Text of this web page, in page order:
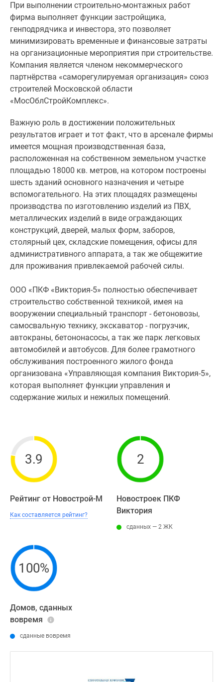
При выполнении строительно-монтажных работ
фирма выполняет функции застройщика,
генподрядчика и инвестора, это позволяет
минимизировать временные и финансовые затраты
на организационные мероприятия при строительстве.
Компания является членом некоммерческого
партнёрства «саморегулируемая организация» союз
строителей Московской области
«МосОблСтройКомплекс».
Важную роль в достижении положительных
результатов играет и тот факт, что в арсенале фирмы
имеется мощная производственная база,
расположенная на собственном земельном участке
площадью 18000 кв. метров, на котором построены
шесть зданий основного назначения и четыре
вспомогательного. На этих площадях размещены
производства по изготовлению изделий из ПВХ,
металлических изделий в виде ограждающих
конструкций, дверей, малых форм, заборов,
столярный цех, складские помещения, офисы для
административного аппарата, а так же общежитие
для проживания привлекаемой рабочей силы.
ООО «ПКФ «Виктория-5» полностью обеспечивает
строительство собственной техникой, имея на
вооружении специальный транспорт - бетоновозы,
самосвальную технику, экскаватор - погрузчик,
автокраны, бетононасосы, а так же парк легковых
автомобилей и автобусов. Для более грамотного
обслуживания построенного жилого фонда
организована «Управляющая компания Виктория-5»,
которая выполняет функции управления и
содержание жилых и нежилых помещений.
3.9
Рейтинг от Новострой-М
Как составляется рейтинг?
2
Новостроек ПКФ
Виктория
сданных — 2 ЖК
100%
Домов, сданных
вовремя
сданные вовремя